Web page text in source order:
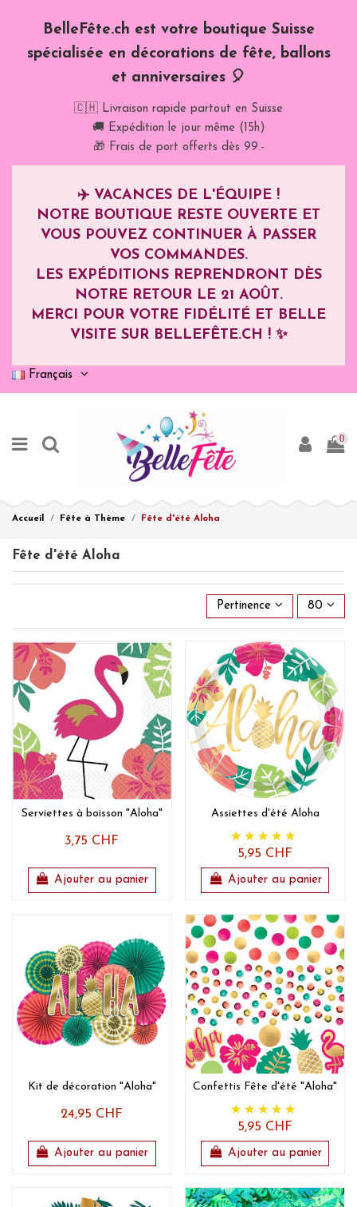
BelleFête.ch est votre boutique Suisse
spécialisée en décorations de fête, ballons
et anniversaires 🎈
🇨🇭 Livraison rapide partout en Suisse
🚚 Expédition le jour même (15h)
🎁 Frais de port offerts dès 99.-
✈️ VACANCES DE L'ÉQUIPE !
NOTRE BOUTIQUE RESTE OUVERTE ET
VOUS POUVEZ CONTINUER À PASSER
VOS COMMANDES.
LES EXPÉDITIONS REPRENDRONT DÈS
NOTRE RETOUR LE 21 AOÛT.
MERCI POUR VOTRE FIDÉLITÉ ET BELLE
VISITE SUR BELLEFÊTE.CH ! ✨
Français
0
Accueil Fête à Thème Fête d'été Aloha
Fête d'été Aloha
Pertinence 80
Serviettes à boisson "Aloha"
3,75 CHF
Ajouter au panier
Assiettes d'été Aloha
5,95 CHF
Ajouter au panier
Kit de décoration "Aloha"
24,95 CHF
Ajouter au panier
Confettis Fête d'été "Aloha"
5,95 CHF
Ajouter au panier